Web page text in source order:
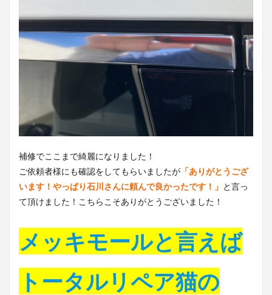
補修でここまで綺麗になりました！
ご依頼者様にも確認をしてもらいましたが 「ありがとうござ
います！やっぱり石川さんに頼んで良かったです！」 と言っ
て頂けました！こちらこそありがとうございました！
メッキモールと言えば
トータルリペア猫の